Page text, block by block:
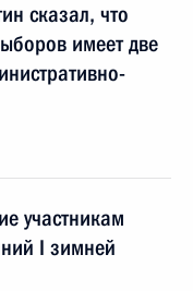
сказал, что
имеет две
участникам
I зимней